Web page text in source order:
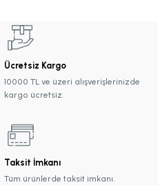
Ücretsiz Kargo
10000 TL ve üzeri alışverişlerinizde
kargo ücretsiz.
Taksit İmkanı
Tüm ürünlerde taksit imkanı.